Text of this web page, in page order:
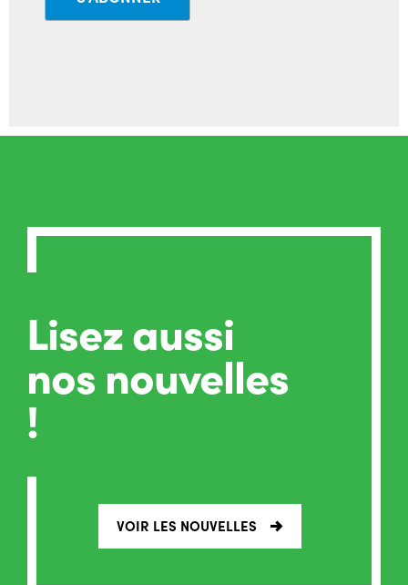
Lisez aussi
nos nouvelles
!
VOIR LES NOUVELLES